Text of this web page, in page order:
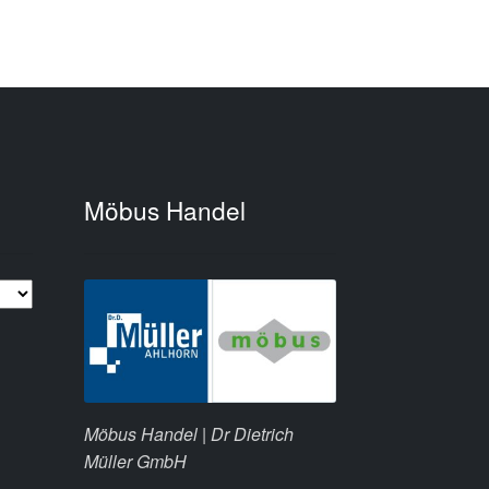
Möbus Handel
Möbus Handel | Dr Dietrich
Müller GmbH